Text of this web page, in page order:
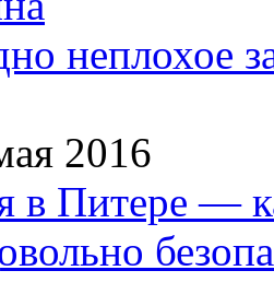
неплохое
2016
в Питере —